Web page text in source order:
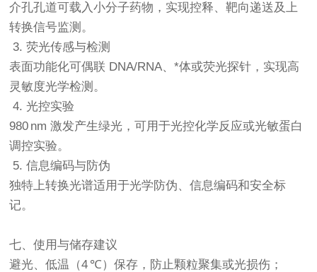
介孔孔道可载入小分子药物，实现控释、靶向递送及上
转换信号监测。
3. 荧光传感与检测
表面功能化可偶联 DNA/RNA、*体或荧光探针，实现高
灵敏度光学检测。
4. 光控实验
980 nm 激发产生绿光，可用于光控化学反应或光敏蛋白
调控实验。
5. 信息编码与防伪
独特上转换光谱适用于光学防伪、信息编码和安全标
记。
七、使用与储存建议
避光、低温（4 ℃）保存，防止颗粒聚集或光损伤；